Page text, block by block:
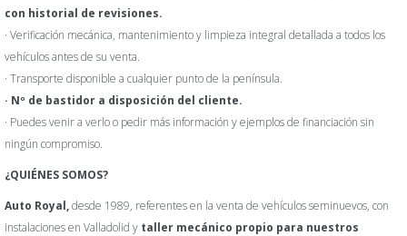
con historial de revisiones.
· Verificación mecánica, mantenimiento y limpieza integral detallada a todos los
vehículos antes de su venta.
· Transporte disponible a cualquier punto de la península.
· Nº de bastidor a disposición del cliente.
· Puedes venir a verlo o pedir más información y ejemplos de financiación sin
ningún compromiso.
¿QUIÉNES SOMOS?
Auto Royal,desde 1989, referentes en la venta de vehículos seminuevos, con
instalaciones en Valladolid y taller mecánico propio para nuestros